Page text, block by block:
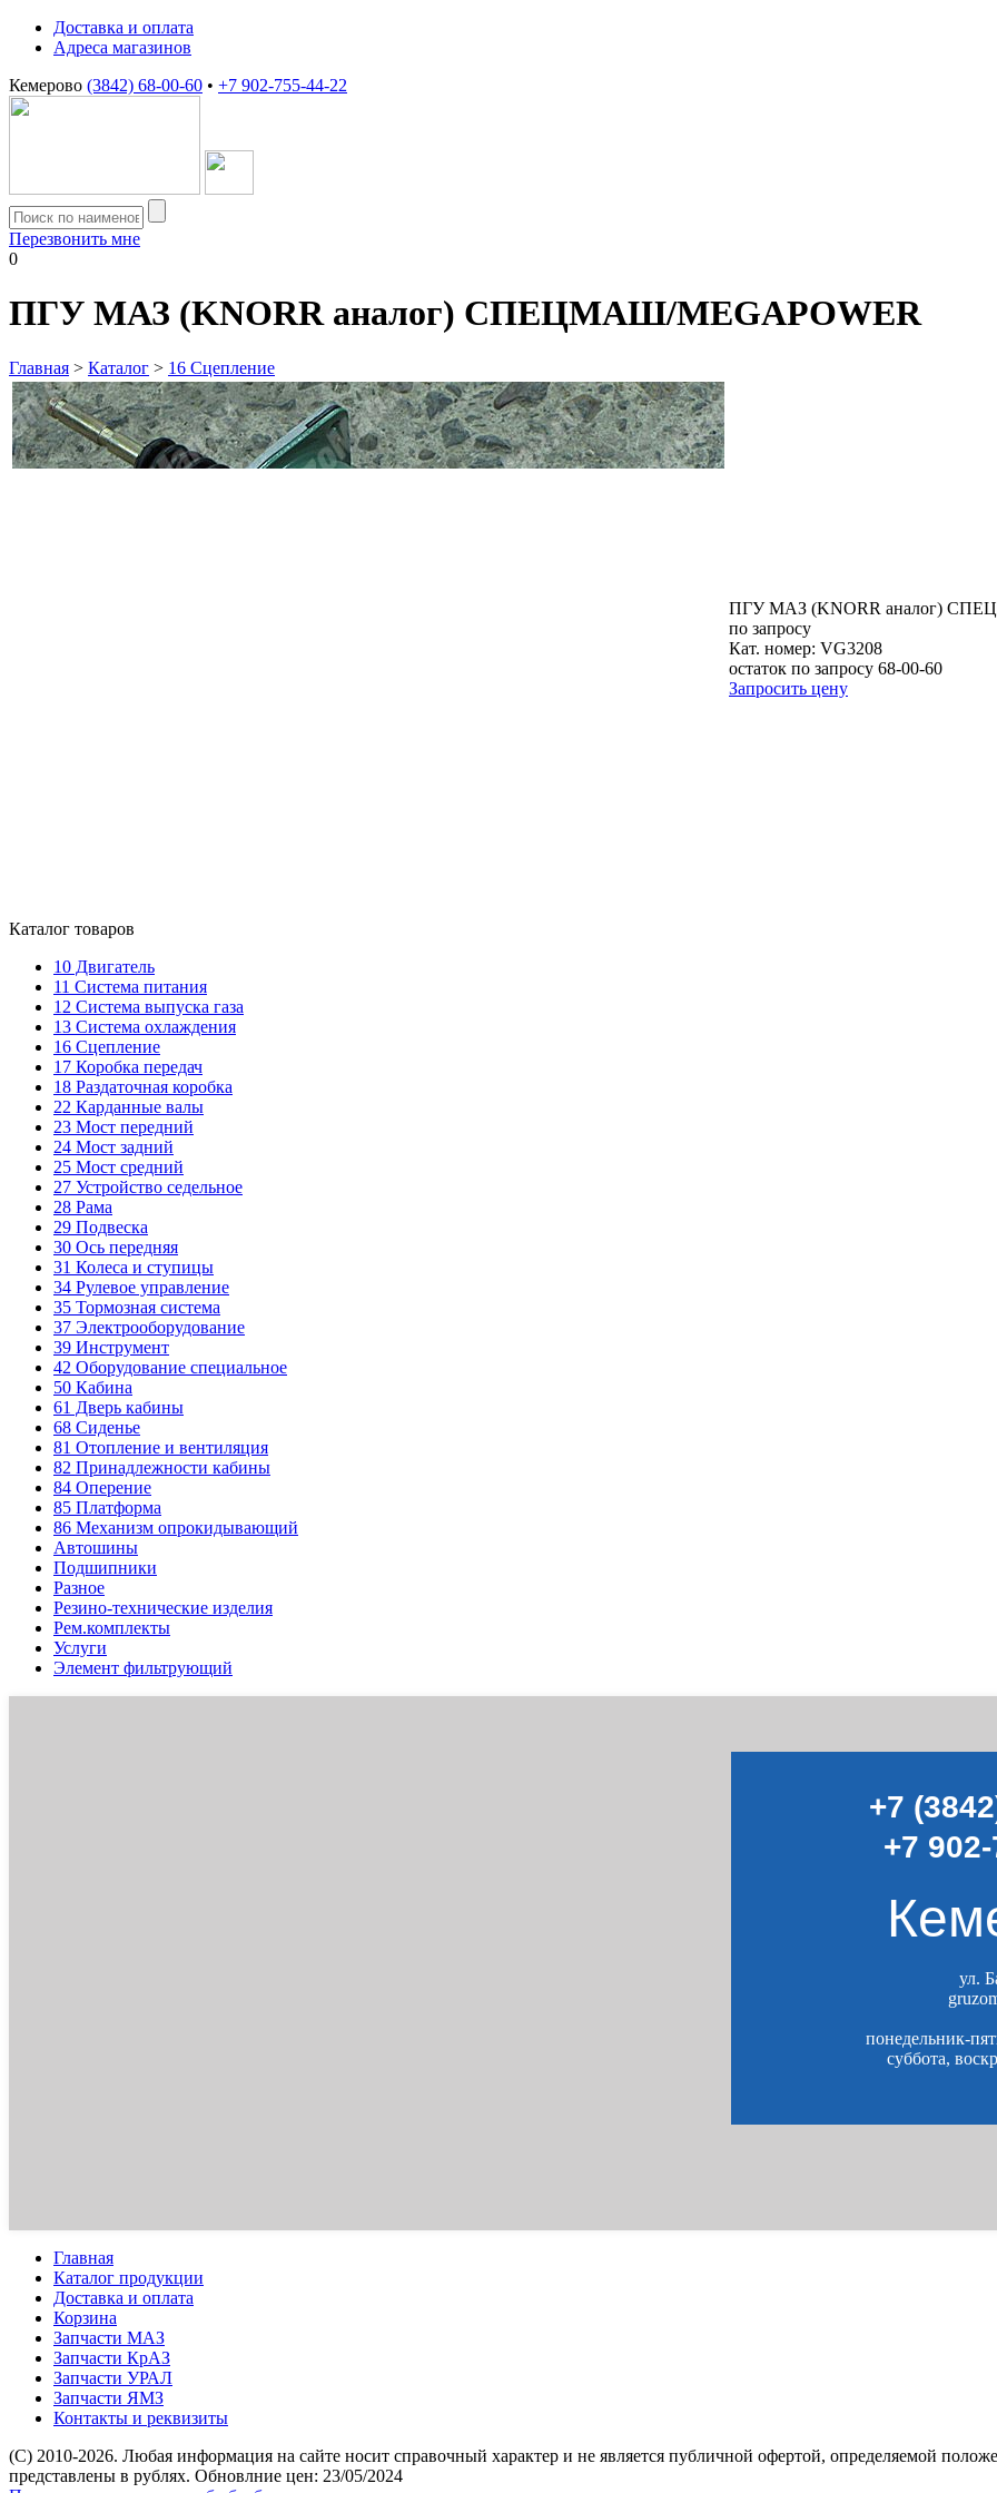
Доставка и оплата
Адреса магазинов
Кемерово (3842) 68-00-60 • +7 902-755-44-22
Перезвонить мне
0
ПГУ МАЗ (KNORR аналог) СПЕЦМАШ/MEGAPOWER
Главная > Каталог > 16 Сцепление
ПГУ МАЗ (KNORR аналог)
по запросу
Кат. номер: VG3208
остаток по запросу 68-00-60
Запросить цену
Каталог товаров
10 Двигатель
11 Система питания
12 Система выпуска газа
13 Система охлаждения
16 Сцепление
17 Коробка передач
18 Раздаточная коробка
22 Карданные валы
23 Мост передний
24 Мост задний
25 Мост средний
27 Устройство седельное
28 Рама
29 Подвеска
30 Ось передняя
31 Колеса и ступицы
34 Рулевое управление
35 Тормозная система
37 Электрооборудование
39 Инструмент
42 Оборудование специальное
50 Кабина
61 Дверь кабины
68 Сиденье
81 Отопление и вентиляция
82 Принадлежности кабины
84 Оперение
85 Платформа
86 Механизм опрокидывающий
Автошины
Подшипники
Разное
Резино-технические изделия
Рем.комплекты
Услуги
Элемент фильтрующий
+7
+7
ул.
понедельник-
суббота,
Главная
Каталог продукции
Доставка и оплата
Корзина
Запчасти МАЗ
Запчасти КрАЗ
Запчасти УРАЛ
Запчасти ЯМЗ
Контакты и реквизиты
(C) 2010-2026. Любая информация на сайте носит справочный характер и не является публичной офертой, определяемой
представлены в рублях. Обновлние цен: 23/05/2024